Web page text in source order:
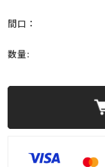
間口：
数量: